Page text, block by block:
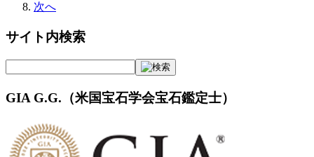
次へ
サイト内検索
GIA G.G.（米国宝石学会宝石鑑定士）